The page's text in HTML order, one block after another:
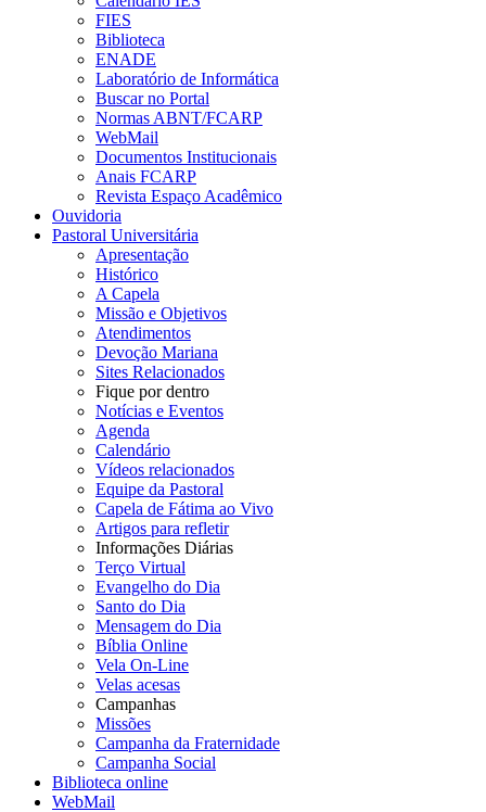
FIES
Biblioteca
ENADE
Laboratório de Informática
Buscar no Portal
Normas ABNT/FCARP
WebMail
Documentos Institucionais
Anais FCARP
Revista Espaço Acadêmico
Ouvidoria
Pastoral Universitária
Apresentação
Histórico
A Capela
Missão e Objetivos
Atendimentos
Devoção Mariana
Sites Relacionados
Fique por dentro
Notícias e Eventos
Agenda
Calendário
Vídeos relacionados
Equipe da Pastoral
Capela de Fátima ao Vivo
Artigos para refletir
Informações Diárias
Terço Virtual
Evangelho do Dia
Santo do Dia
Mensagem do Dia
Bíblia Online
Vela On-Line
Velas acesas
Campanhas
Missões
Campanha da Fraternidade
Campanha Social
Biblioteca online
WebMail